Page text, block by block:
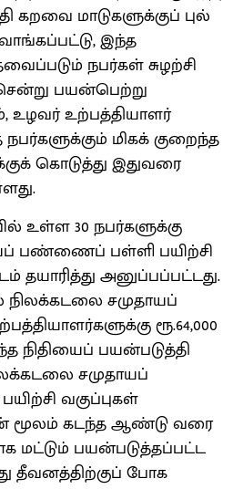
கறவை மாடுகளுக்குப் புல்
இந்த
நபர்கள் சுழற்சி
பயன்பெற்று
உழவர் உற்பத்தியாளர்
மிகக் குறைந்த
கொடுத்து இதுவரை
உள்ள 30 நபர்களுக்கு
பண்ணைப் பள்ளி பயிற்சி
தயாரித்து அனுப்பப்பட்டது.
சமுதாயப்
ரூ.64,000
நிதியைப் பயன்படுத்தி
சமுதாயப்
வகுப்புகள்
மூலம் கடந்த ஆண்டு வரை
மட்டும் பயன்படுத்தப்பட்ட
தீவனத்திற்குப் போக